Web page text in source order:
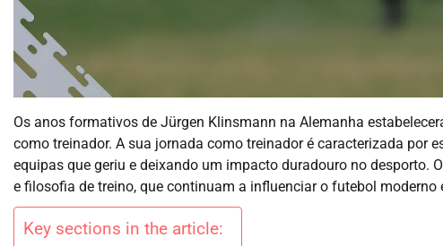
Os anos formativos de Jürgen Klinsmann na Alemanha
como treinador. A sua jornada como treinador é caracterizada por
equipas que geriu e deixando um impacto duradouro no desporto.
e filosofia de treino, que continuam a influenciar o futebol moderno
Key sections in the article: